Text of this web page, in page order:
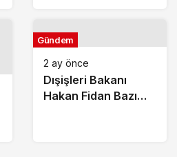
Yılının İlk 4 Ayında
Merkezlerine 96 Bini
Aşkın Başvuru
Yapıldı
Gündem
2 ay önce
Dışişleri Bakanı
Hakan Fidan Bazı